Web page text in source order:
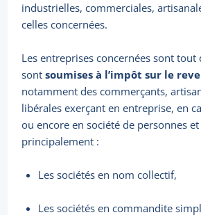
industrielles, commerciales,
celles concernées.
Les entreprises concernées sont tout
sontsoumises à l’impôt sur le
notamment des commerçants,
libérales exerçant en entreprise, en
ou encore en société de personnes
principalement :
Les sociétés en nom collectif,
Les sociétés en commandite